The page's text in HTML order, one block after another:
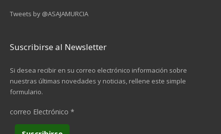
Tweets by @ASAJAMURCIA
Suscribirse al Newsletter
Si desea recibir en su correo electrónico información sobre
nuestras últimas novedades y noticias, rellene este simple
formulario.
correo Electrónico *